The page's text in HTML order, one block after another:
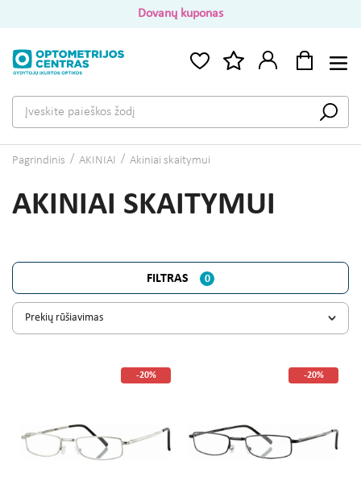
Dovanų kuponas
Pagrindinis AKINIAI Akiniai skaitymui
AKINIAI SKAITYMUI
FILTRAS 0
-20% -20%